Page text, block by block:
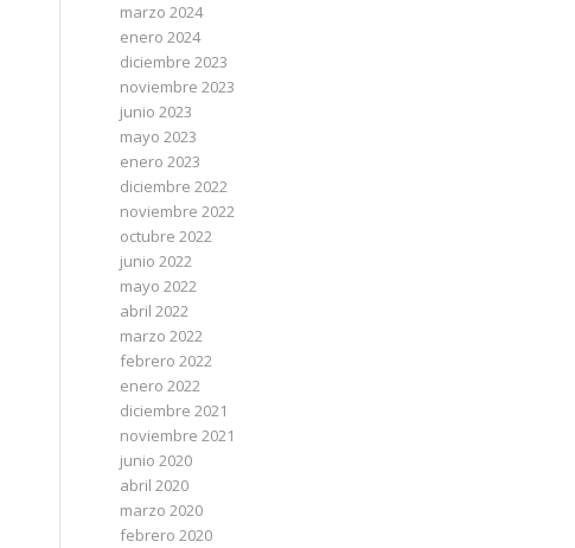
marzo 2024
enero 2024
diciembre 2023
noviembre 2023
junio 2023
mayo 2023
enero 2023
diciembre 2022
noviembre 2022
octubre 2022
junio 2022
mayo 2022
abril 2022
marzo 2022
febrero 2022
enero 2022
diciembre 2021
noviembre 2021
junio 2020
abril 2020
marzo 2020
febrero 2020